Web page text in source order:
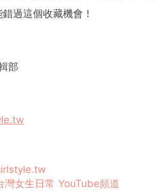
過這個收藏機會！
部
灣女生日常 YouTube頻道